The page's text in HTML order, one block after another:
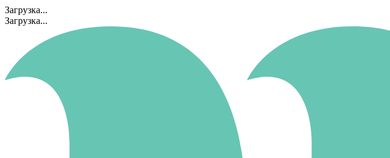
Загрузка...
Загрузка...